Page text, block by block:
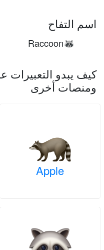
اسم التفاح
🦝
Raccoon
كيف يبدو التعبيرات
ومنصات أخرى
Apple